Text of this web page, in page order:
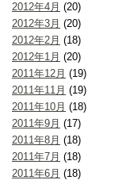
2012年4月 (20)
2012年3月 (20)
2012年2月 (18)
2012年1月 (20)
2011年12月 (19)
2011年11月 (19)
2011年10月 (18)
2011年9月 (17)
2011年8月 (18)
2011年7月 (18)
2011年6月 (18)